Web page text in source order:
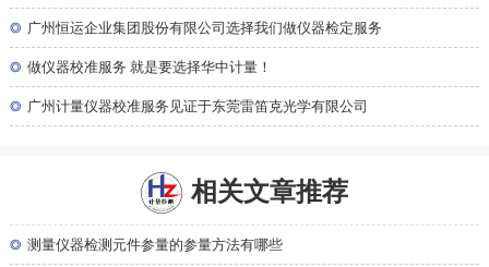
◎ 广州恒运企业集团股份有限公司选择我们做仪器检定服务
◎ 做仪器校准服务 就是要选择华中计量！
◎ 广州计量仪器校准服务见证于东莞雷笛克光学有限公司
相关文章推荐
◎ 测量仪器检测元件参量的参量方法有哪些